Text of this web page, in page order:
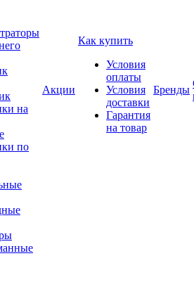
на
по
Акции
Как купить
Условия
оплаты
Условия
доставки
Гарантия
на товар
Бренды